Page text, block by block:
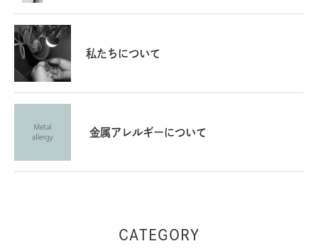
私たちについて
金属アレルギーについて
CATEGORY